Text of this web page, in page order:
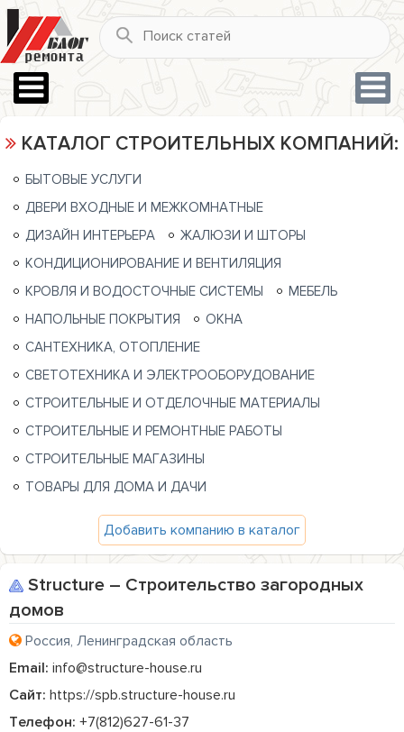
КАТАЛОГ СТРОИТЕЛЬНЫХ КОМПАНИЙ:
БЫТОВЫЕ УСЛУГИ
ДВЕРИ ВХОДНЫЕ И МЕЖКОМНАТНЫЕ
ДИЗАЙН ИНТЕРЬЕРА
ЖАЛЮЗИ И ШТОРЫ
КОНДИЦИОНИРОВАНИЕ И ВЕНТИЛЯЦИЯ
КРОВЛЯ И ВОДОСТОЧНЫЕ СИСТЕМЫ
МЕБЕЛЬ
НАПОЛЬНЫЕ ПОКРЫТИЯ
ОКНА
САНТЕХНИКА, ОТОПЛЕНИЕ
СВЕТОТЕХНИКА И ЭЛЕКТРООБОРУДОВАНИЕ
СТРОИТЕЛЬНЫЕ И ОТДЕЛОЧНЫЕ МАТЕРИАЛЫ
СТРОИТЕЛЬНЫЕ И РЕМОНТНЫЕ РАБОТЫ
СТРОИТЕЛЬНЫЕ МАГАЗИНЫ
ТОВАРЫ ДЛЯ ДОМА И ДАЧИ
Добавить компанию в каталог
Structure – Строительство загородных
домов
Россия, Ленинградская область
Email: info@structure-house.ru
Сайт: https://spb.structure-house.ru
Телефон: +7(812)627-61-37